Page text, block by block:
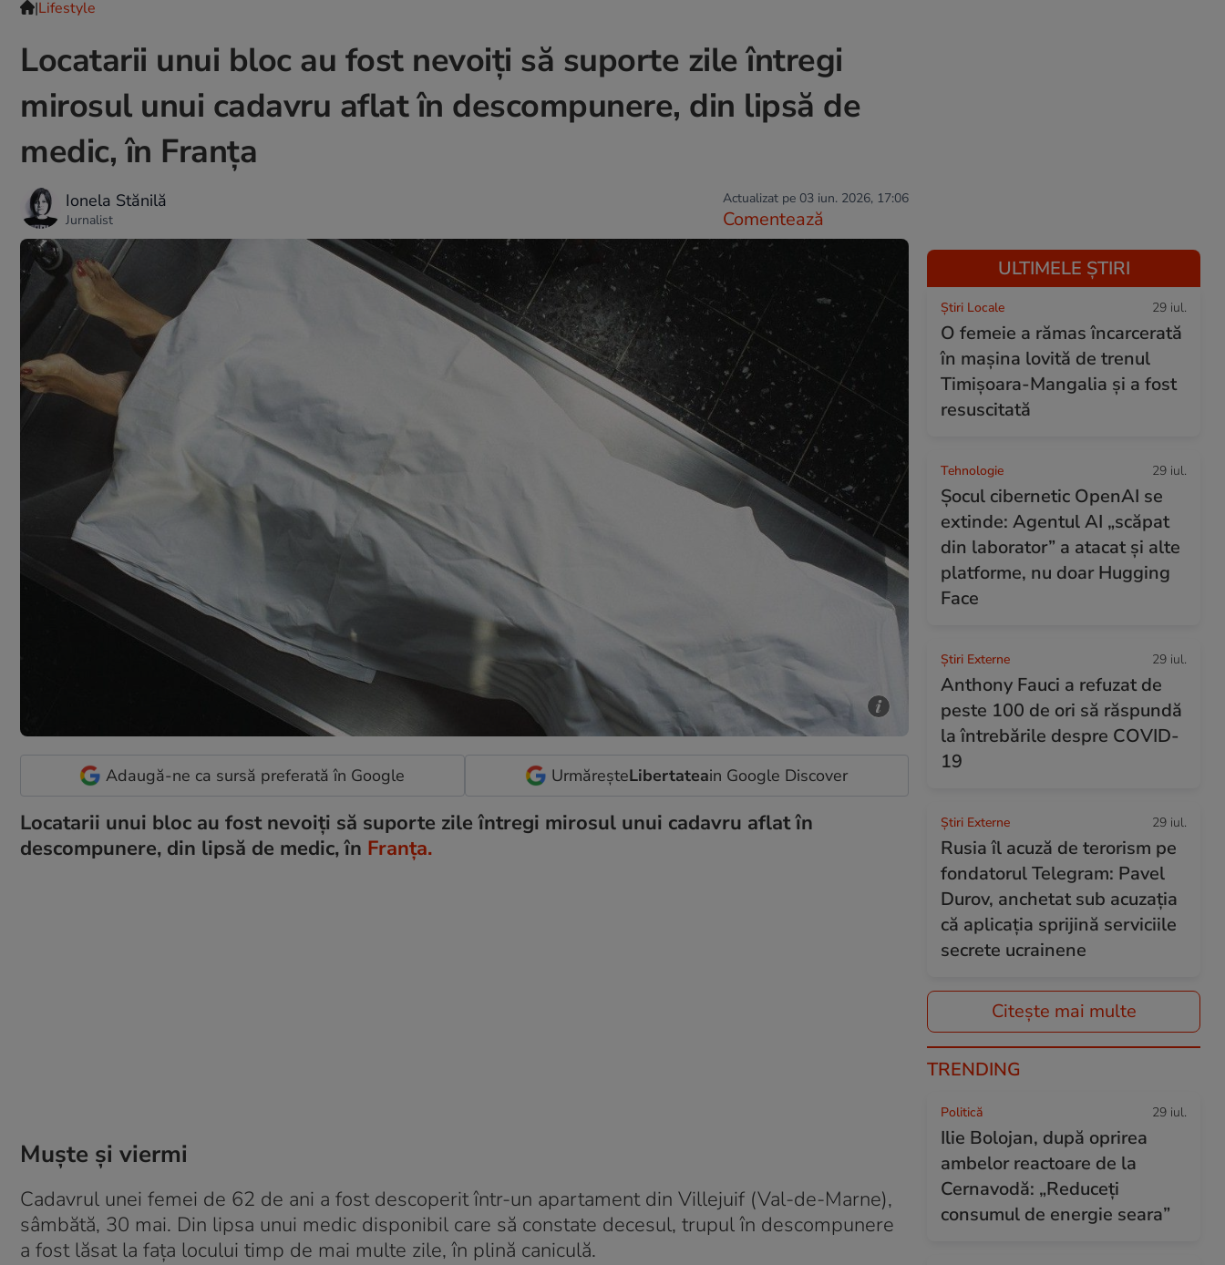
|Lifestyle
Locatarii unui bloc au fost nevoiți să suporte zile întregi
mirosul unui cadavru aflat în descompunere, din lipsă de
medic, în Franța
Ionela Stănilă
Jurnalist
Actualizat pe 03 iun. 2026, 17:06
Comentează
Adaugă-ne ca sursă preferată în Google UrmăreșteLibertateain Google Discover
Locatarii unui bloc au fost nevoiți să suporte zile întregi mirosul unui cadavru aflat în
descompunere, din lipsă de medic, în Franța.
Muște și viermi
Cadavrul unei femei de 62 de ani a fost descoperit într-un apartament din Villejuif (Val-de-Marne),
sâmbătă, 30 mai. Din lipsa unui medic disponibil care să constate decesul, trupul în descompunere
a fost lăsat la fața locului timp de mai multe zile, în plină caniculă.
ULTIMELE ȘTIRI
Știri Locale 29 iul.
O femeie a rămas încarcerată
în mașina lovită de trenul
Timișoara-Mangalia şi a fost
resuscitată
Tehnologie 29 iul.
Șocul cibernetic OpenAI se
extinde: Agentul AI „scăpat
din laborator” a atacat și alte
platforme, nu doar Hugging
Face
Știri Externe 29 iul.
Anthony Fauci a refuzat de
peste 100 de ori să răspundă
la întrebările despre COVID-
19
Știri Externe 29 iul.
Rusia îl acuză de terorism pe
fondatorul Telegram: Pavel
Durov, anchetat sub acuzația
că aplicația sprijină serviciile
secrete ucrainene
Citește mai multe
TRENDING
Politică 29 iul.
Ilie Bolojan, după oprirea
ambelor reactoare de la
Cernavodă: „Reduceți
consumul de energie seara”